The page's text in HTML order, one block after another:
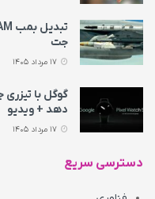
جت
دهد + ویدیو
دسترسی سریع